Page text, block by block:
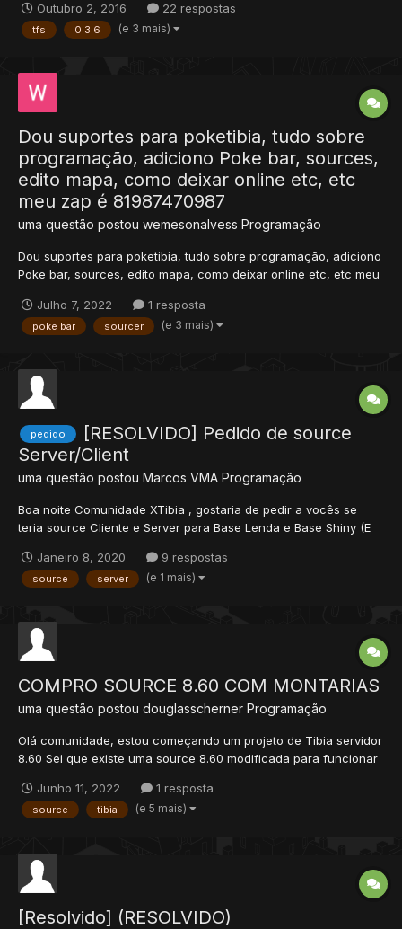
Atualização; ├ Utilitários; └ Créditos....
Outubro 2, 2016 22 respostas
tfs 0.3.6 (e 3 mais)
Dou suportes para poketibia, tudo sobre
programação, adiciono Poke bar, sources,
edito mapa, como deixar online etc, etc
meu zap é 81987470987
uma questão postou wemesonalvess Programação
Dou suportes para poketibia, tudo sobre programação, adiciono
Poke bar, sources, edito mapa, como deixar online etc, etc meu
Julho 7, 2022
1 resposta
poke bar sourcer (e 3 mais)
pedido
[RESOLVIDO] Pedido de source
Server/Client
uma questão postou Marcos VMA Programação
Boa noite Comunidade XTibia , gostaria de pedir a vocês se
teria source Cliente e Server para Base Lenda e Base Shiny (E
do meu poketibia) ate mais agradeço a todos .
Janeiro 8, 2020 9 respostas
source server (e 1 mais)
COMPRO SOURCE 8.60 COM MONTARIAS
uma questão postou douglasscherner Programação
Olá comunidade, estou começando um projeto de Tibia servidor
8.60 Sei que existe uma source 8.60 modificada para funcionar
9.0+ e adicionando os sprites no cliente e funções na source
ela funciona. Alguém tem pra disponibilizar...
Junho 11, 2022 1 resposta
source tibia (e 5 mais)
[Resolvido] (RESOLVIDO)